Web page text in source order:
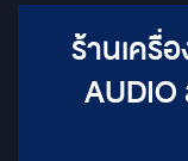
ร้านเครื่
AUDIO สาขาราชพฤกษ์ ( Vivi